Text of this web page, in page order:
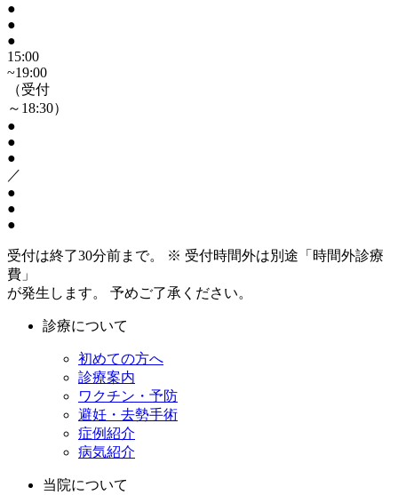
●
●
●
15:00
~19:00
（受付
～18:30）
●
●
●
／
●
●
●
受付は終了30分前まで。 ※ 受付時間外は別途「時間外診療
費」
が発生します。 予めご了承ください。
診療について
初めての方へ
診療案内
ワクチン・予防
避妊・去勢手術
症例紹介
病気紹介
当院について